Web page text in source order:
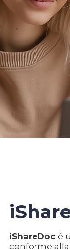
iShareDoc è
conforme